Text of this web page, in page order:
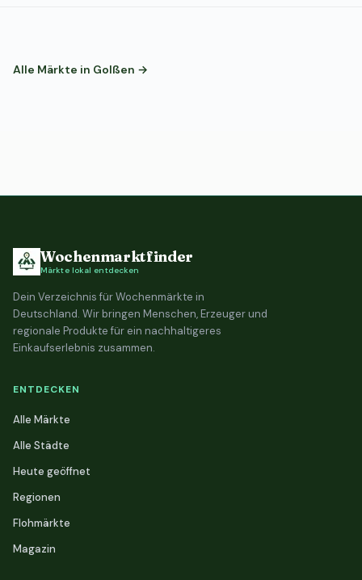
Alle Märkte in Golßen →
Wochenmarktfinder
Märkte lokal entdecken
Dein Verzeichnis für Wochenmärkte in
Deutschland. Wir bringen Menschen, Erzeuger und
regionale Produkte für ein nachhaltigeres
Einkaufserlebnis zusammen.
ENTDECKEN
Alle Märkte
Alle Städte
Heute geöffnet
Regionen
Flohmärkte
Magazin